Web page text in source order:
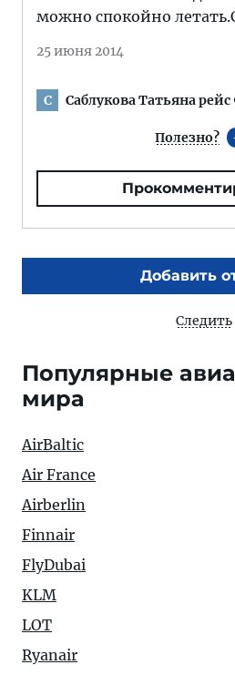
можно спокойно
25 июня 2014
С Саблукова Татьяна рейс
Полезно?
Добавить
Следить
Популярные
мира
AirBaltic
Air France
Airberlin
Finnair
FlyDubai
KLM
LOT
Ryanair